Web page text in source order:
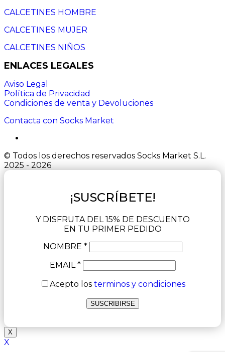
CALCETINES HOMBRE
CALCETINES MUJER
CALCETINES NIÑOS
ENLACES LEGALES
Aviso Legal
Política de Privacidad
Condiciones de venta y Devoluciones
Contacta con Socks Market
© Todos los derechos reservados Socks Market S.L.
2025 - 2026
¡SUSCRÍBETE!
Y DISFRUTA DEL 15% DE DESCUENTO
EN TU PRIMER PEDIDO
NOMBRE *
EMAIL *
Acepto los terminos y condiciones
X
X